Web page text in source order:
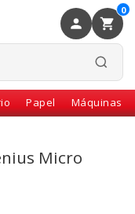
0
Papel Máquinas
Micro